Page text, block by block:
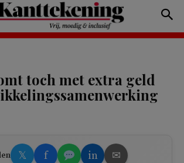
toch met extra geld
𝕏 f in ✉